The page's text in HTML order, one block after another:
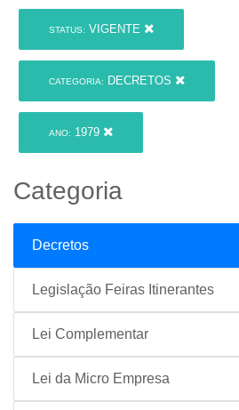
STATUS: VIGENTE
CATEGORIA: DECRETOS
ANO: 1979
Categoria
Decretos
Legislação Feiras Itinerantes
Lei Complementar
Lei da Micro Empresa